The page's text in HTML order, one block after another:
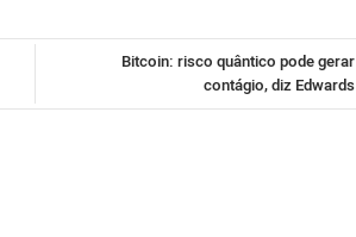
Bitcoin: risco quântico pode gerar
contágio, diz Edwards